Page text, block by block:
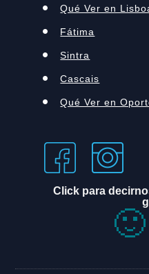
Qué Ver en
Fátima
Sintra
Cascais
Qué Ver en
Click para
🙂